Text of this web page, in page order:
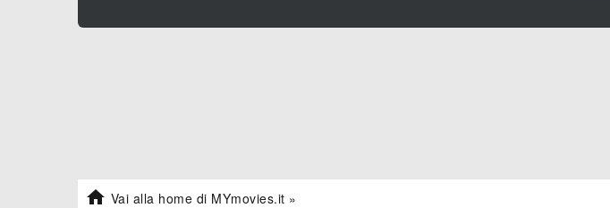
 Vai alla home di MYmovies.it »